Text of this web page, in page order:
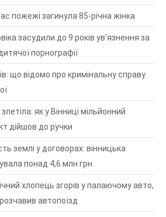
пожежі загинула 85-річна жінка
засудили до 9 років ув’язнення за
порнографії
що відомо про кримінальну справу
як у Вінниці мільйонний
дійшов до ручки
землі у договорах: вінницька
понад 4,6 млн грн
хлопець згорів у палаючому авто,
автопоїзд